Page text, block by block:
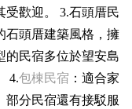
受歡迎。 3.石頭厝民
石頭厝建築風格，擁
的民宿多位於望安島
4.包棟民宿 ：適合家
部分民宿還有接駁服